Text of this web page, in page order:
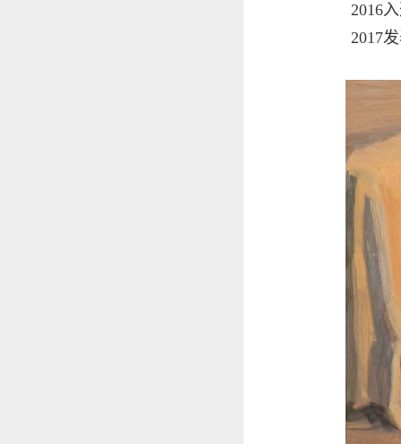
2016
2017